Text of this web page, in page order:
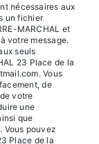
nécessaires aux
un fichier
MARCHAL et
votre message.
seuls
23 Place de la
Vous
de
votre
une
que
Vous pouvez
Place de la